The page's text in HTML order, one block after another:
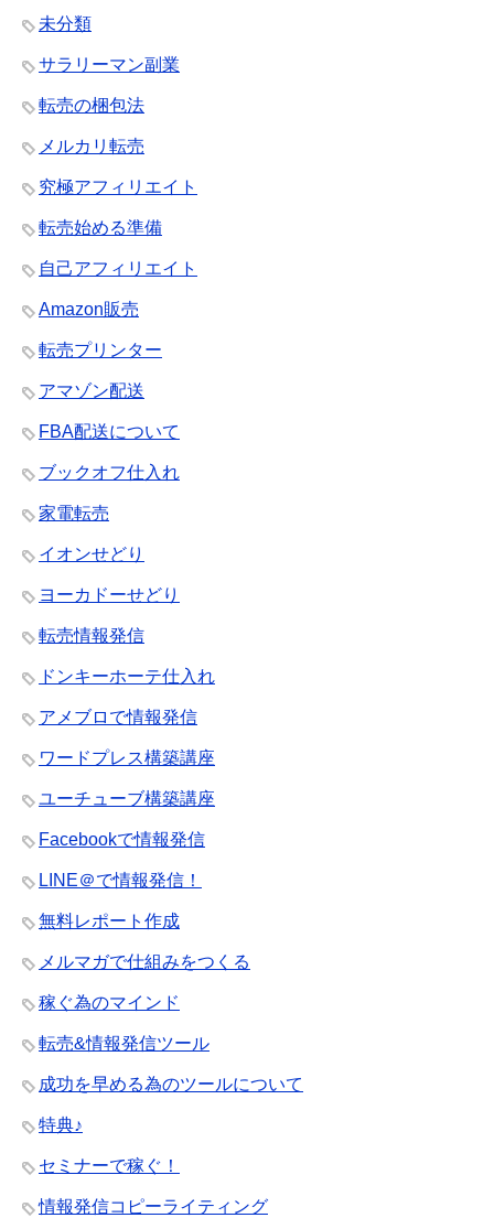
未分類
サラリーマン副業
転売の梱包法
メルカリ転売
究極アフィリエイト
転売始める準備
自己アフィリエイト
Amazon販売
転売プリンター
アマゾン配送
FBA配送について
ブックオフ仕入れ
家電転売
イオンせどり
ヨーカドーせどり
転売情報発信
ドンキーホーテ仕入れ
アメブロで情報発信
ワードプレス構築講座
ユーチューブ構築講座
Facebookで情報発信
LINE＠で情報発信！
無料レポート作成
メルマガで仕組みをつくる
稼ぐ為のマインド
転売&情報発信ツール
成功を早める為のツールについて
特典♪
セミナーで稼ぐ！
情報発信コピーライティング